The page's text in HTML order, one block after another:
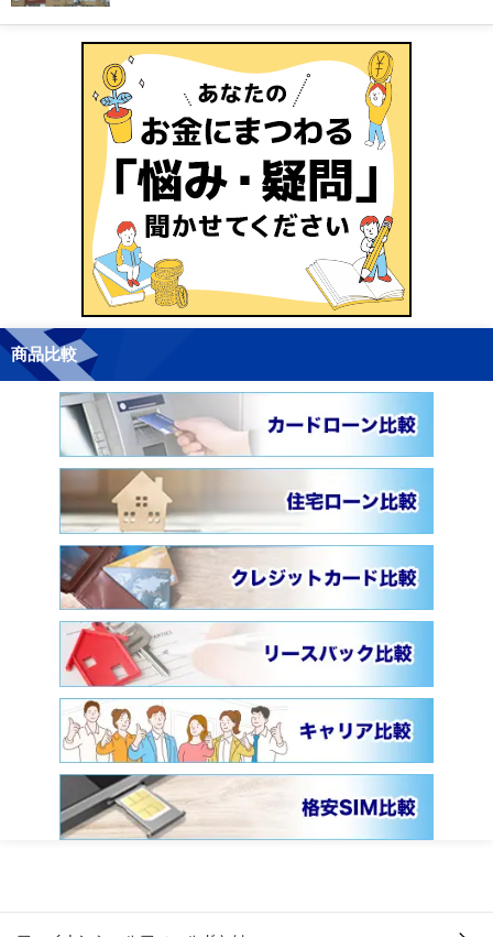
商品比較